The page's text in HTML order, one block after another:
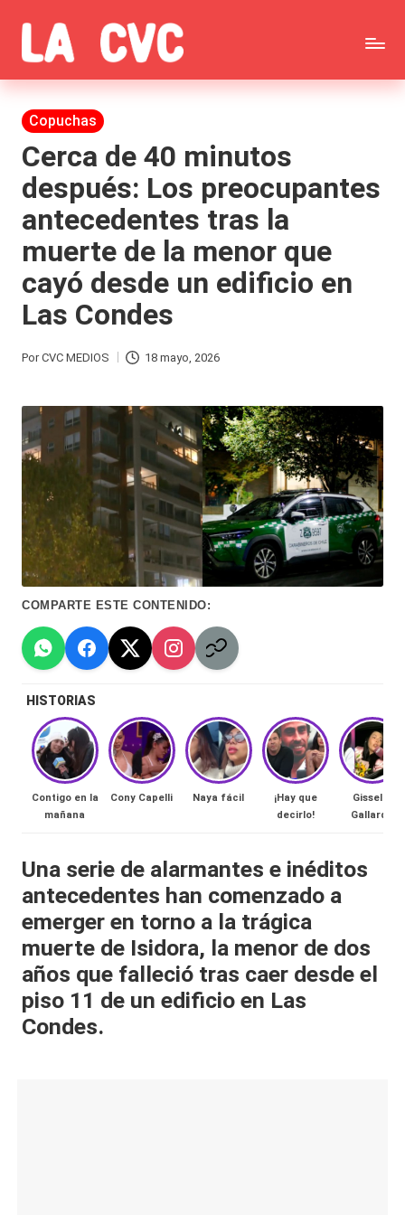
Saltar
al
contenido
C
o
p
u
c
h
a
s
y
F
á
n
d
ul
a
C
hi
le
n
a
🔥
R
e
it
y
s,
T
V
y
Todas
las
noticias
de
la
farándula,
Realitys,
Tierra
Brava,
Hermano
-
Tendencias
-
Exclusivas
-
y
lacvc.com
Publicada
en
Copuchas
Cerca de 40 minutos
después: Los preocupantes
antecedentes tras la
muerte de la menor que
cayó desde un edificio en
Las Condes
Publicado
PorCVC MEDIOS 18 mayo, 2026
COMPARTE ESTE CONTENIDO:
HISTORIAS
Contigo en la
mañana
Cony Capelli Naya fácil
¡Hay que
decirlo!
Gissella
Gallardo
Una serie de alarmantes e inéditos
antecedentes han comenzado a
emerger en torno a la trágica
muerte de Isidora, la menor de dos
años que falleció tras caer desde el
piso 11 de un edificio en Las
Condes.